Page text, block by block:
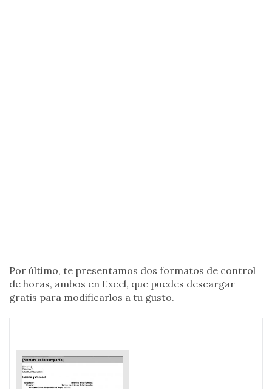
Por último, te presentamos dos formatos de control
de horas, ambos en Excel, que puedes descargar
gratis para modificarlos a tu gusto.